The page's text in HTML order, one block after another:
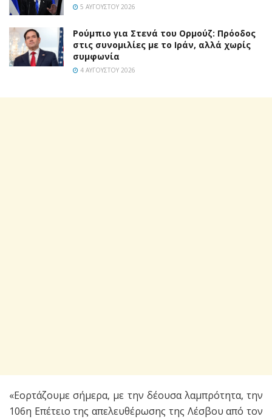
5 ΑΥΓΟΎΣΤΟΥ 2026
Ρούμπιο για Στενά του Ορμούζ: Πρόοδος
στις συνομιλίες με το Ιράν, αλλά χωρίς
συμφωνία
4 ΑΥΓΟΎΣΤΟΥ 2026
«Εορτάζουμε σήμερα, με την δέουσα λαμπρότητα, την
106η Επέτειο της απελευθέρωσης της Λέσβου από τον